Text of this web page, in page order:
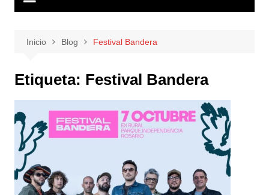
Inicio Blog Festival Bandera
Etiqueta: Festival Bandera